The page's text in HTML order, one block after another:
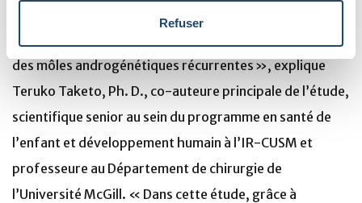
Refuser
des môles androgénétiques récurrentes », explique
Teruko Taketo, Ph. D., co-auteure principale de l’étude,
scientifique senior au sein du programme en santé de
l’enfant et développement humain à l’IR-CUSM et
professeure au Département de chirurgie de
l’Université McGill. « Dans cette étude, grâce à